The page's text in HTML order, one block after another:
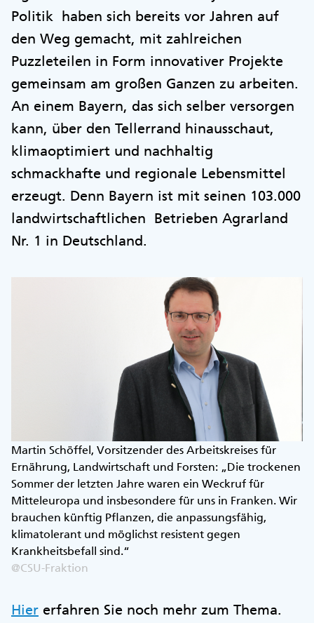
Politik haben sich bereits vor Jahren auf
den Weg gemacht, mit zahlreichen
Puzzleteilen in Form innovativer Projekte
gemeinsam am großen Ganzen zu arbeiten.
An einem Bayern, das sich selber versorgen
kann, über den Tellerrand hinausschaut,
klimaoptimiert und nachhaltig
schmackhafte und regionale Lebensmittel
erzeugt. Denn Bayern ist mit seinen 103.000
landwirtschaftlichen Betrieben Agrarland
Nr. 1 in Deutschland.
Martin Schöffel, Vorsitzender des Arbeitskreises für
Ernährung, Landwirtschaft und Forsten: „Die trockenen
Sommer der letzten Jahre waren ein Weckruf für
Mitteleuropa und insbesondere für uns in Franken. Wir
brauchen künftig Pflanzen, die anpassungsfähig,
klimatolerant und möglichst resistent gegen
Krankheitsbefall sind.“
@CSU-Fraktion
Hier erfahren Sie noch mehr zum Thema.